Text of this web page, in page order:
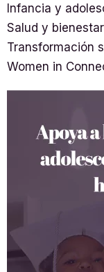
Infancia y
Salud y bienestar
Transformación
Women in